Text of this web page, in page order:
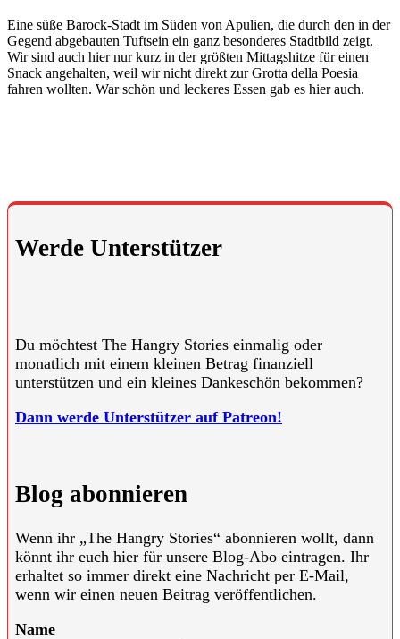
Eine süße Barock-Stadt im Süden von Apulien, die durch den in der
Gegend abgebauten Tuftsein ein ganz besonderes Stadtbild zeigt.
Wir sind auch hier nur kurz in der größten Mittagshitze für einen
Snack angehalten, weil wir nicht direkt zur Grotta della Poesia
fahren wollten. War schön und leckeres Essen gab es hier auch.
Werde Unterstützer
Du möchtest The Hangry Stories einmalig oder
monatlich mit einem kleinen Betrag finanziell
unterstützen und ein kleines Dankeschön bekommen?
Dann werde Unterstützer auf Patreon!
Blog abonnieren
Wenn ihr „The Hangry Stories“ abonnieren wollt, dann
könnt ihr euch hier für unsere Blog-Abo eintragen. Ihr
erhaltet so immer direkt eine Nachricht per E-Mail,
wenn wir einen neuen Beitrag veröffentlichen.
Name